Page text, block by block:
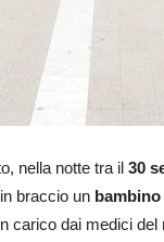
nella notte tra il 30
braccio un bambino
carico dai medici